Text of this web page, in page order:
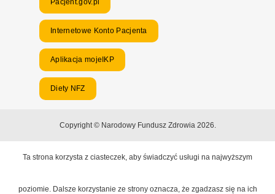
Pacjent.gov.pl
Internetowe Konto Pacjenta
Aplikacja mojeIKP
Diety NFZ
Copyright © Narodowy Fundusz Zdrowia 2026.
Ta strona korzysta z ciasteczek, aby świadczyć usługi na najwyższym
poziomie. Dalsze korzystanie ze strony oznacza, że zgadzasz się na ich